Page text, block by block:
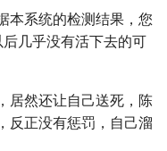
本系统的检测结果，您
几乎没有活下去的可
居然还让自己送死，陈
反正没有惩罚，自己溜